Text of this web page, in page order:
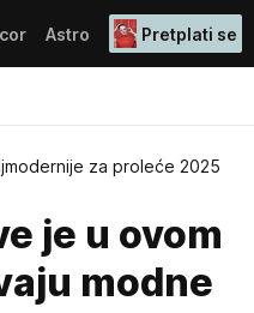
Astro Pretplati se
za proleće 2025
je u ovom
modne